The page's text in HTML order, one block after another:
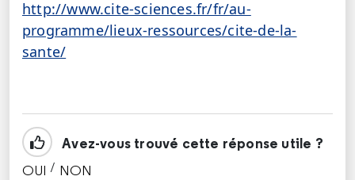
http://www.cite-sciences.fr/fr/au-
programme/lieux-ressources/cite-de-la-
sante/
Avez-vous trouvé cette réponse utile ?
OUI / NON